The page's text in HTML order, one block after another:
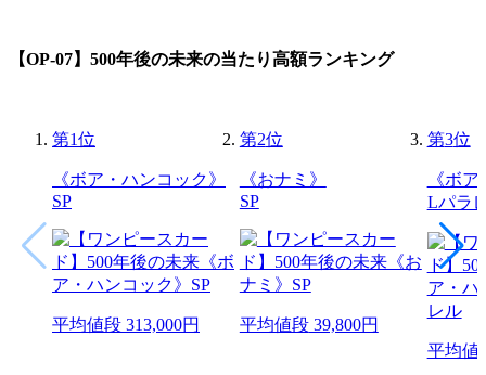
【OP-07】500年後の未来の当たり高額ランキング
第1位
《ボア・ハンコック》
SP
平均値段 313,000円
第2位
《おナミ》
SP
平均値段39,800円
第3位
《ボ
Lパラ
平均値